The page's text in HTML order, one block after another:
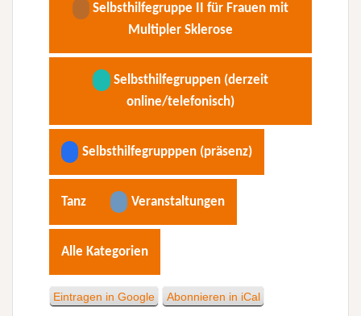
Selbsthilfegruppe II für Frauen mit
Multipler Sklerose
Selbsthilfegruppen (derzeit
online/telefonisch)
Selbsthilfegrupppen (präsenz)
Tanz Veranstaltungen
Alle Kategorien
Eintragen inGoogle Abonnieren in iCal